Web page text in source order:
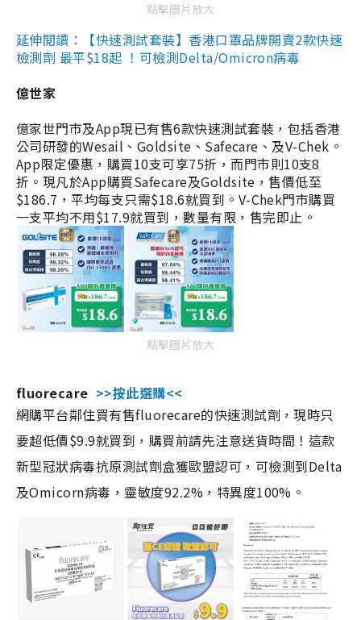
點擊圖片放大
延伸閱讀：【快速測試套裝】香港口罩品牌開賣2款快速
檢測劑 最平$18起 ！可檢測Delta/Omicron病毒
億世家
億家世門市及App現已有售6款快速測試套裝，包括香港
公司研發的Wesail、Goldsite、Safecare、及V-Chek。
App限定優惠，購買10支可享75折，而門市則10支8
折。現凡於App購買Safecare及Goldsite，售價低至
$186.7，平均每支只需$18.6就買到。V-Chek門市購買
一支平均不用$17.9就買到，數量有限，售完即止。
點擊圖片放大
fluorecare >>按此選購<<
網購平台鄰住買有售fluorecare的快速測試劑，現時只
要超低價$9.9就買到，購買前請先注意送貨時間！這款
新型冠狀病毒抗原測試劑盒獲歐盟認可，可檢測到Delta
及Omicorn病毒，靈敏度92.2%，特異度100%。